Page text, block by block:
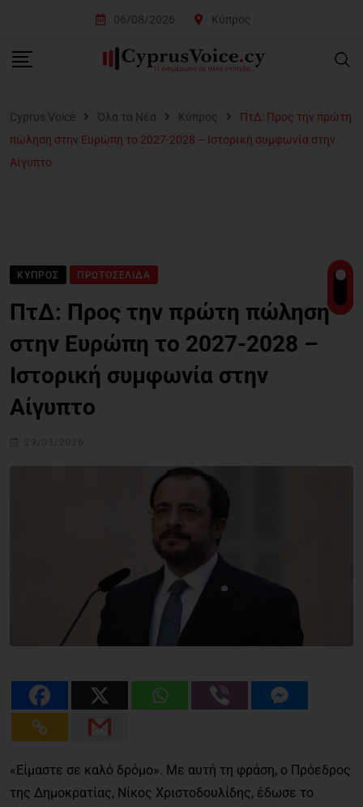
06/08/2026 Κύπρος
Cyprus Voice Όλα τα Νέα Κύπρος
ΠτΔ: Προς την πρώτη
πώληση στην Ευρώπη το 2027-2028 – Ιστορική συμφωνία στην
Αίγυπτο
ΚΎΠΡΟΣ ΠΡΩΤΟΣΈΛΙΔΑ
ΠτΔ: Προς την πρώτη πώληση
στην Ευρώπη το 2027-2028 –
Ιστορική συμφωνία στην
Αίγυπτο
«Είμαστε σε καλό δρόμο». Με αυτή τη φράση, ο Πρόεδρος
της Δημοκρατίας, Νίκος Χριστοδουλίδης, έδωσε το